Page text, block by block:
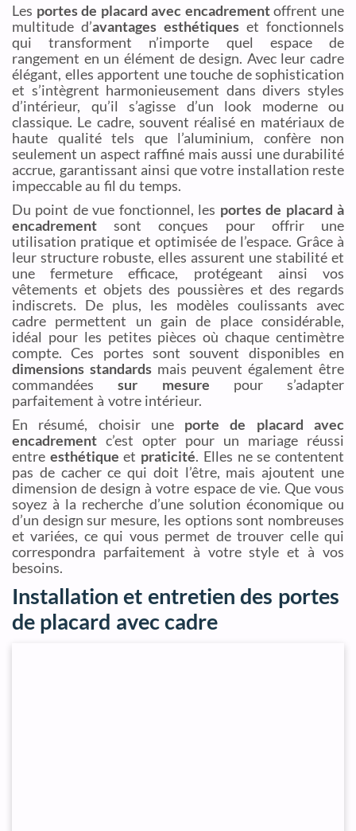
Les portes de placard avec encadrementoffrent une
multitude d’avantages esthétiques et fonctionnels
qui transforment n’importe quel espace de
rangement en un élément de design. Avec leur cadre
élégant, elles apportent une touche de sophistication
et s’intègrent harmonieusement dans divers styles
d’intérieur, qu’il s’agisse d’un look moderne ou
classique. Le cadre, souvent réalisé en matériaux de
haute qualité tels que l’aluminium, confère non
seulement un aspect raffiné mais aussi une durabilité
accrue, garantissant ainsi que votre installation reste
impeccable au fil du temps.
Du point de vue fonctionnel, les portes de placard à
encadrement sont conçues pour offrir une
utilisation pratique et optimisée de l’espace. Grâce à
leur structure robuste, elles assurent une stabilité et
une fermeture efficace, protégeant ainsi vos
vêtements et objets des poussières et des regards
indiscrets. De plus, les modèles coulissants avec
cadre permettent un gain de place considérable,
idéal pour les petites pièces où chaque centimètre
compte. Ces portes sont souvent disponibles en
dimensions standardsmais peuvent également être
commandéessur mesure pour s’adapter
parfaitement à votre intérieur.
En résumé, choisir une porte de placard avec
encadrement c’est opter pour un mariage réussi
entre esthétique et praticité. Elles ne se contentent
pas de cacher ce qui doit l’être, mais ajoutent une
dimension de design à votre espace de vie. Que vous
soyez à la recherche d’une solution économique ou
d’un design sur mesure, les options sont nombreuses
et variées, ce qui vous permet de trouver celle qui
correspondra parfaitement à votre style et à vos
besoins.
Installation et entretien des portes
de placard avec cadre